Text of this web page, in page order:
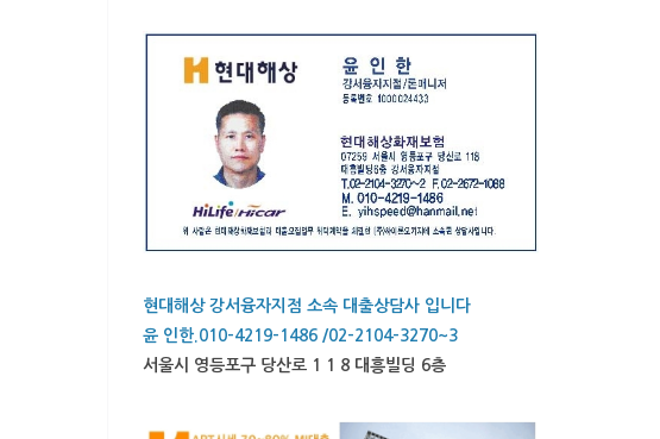
현대해상 강서융자지점 소속 대출상담사 입니다
윤 인한.010-4219-1486 /02-2104-3270~3
서울시 영등포구 당산로 1 1 8 대흥빌딩 6층